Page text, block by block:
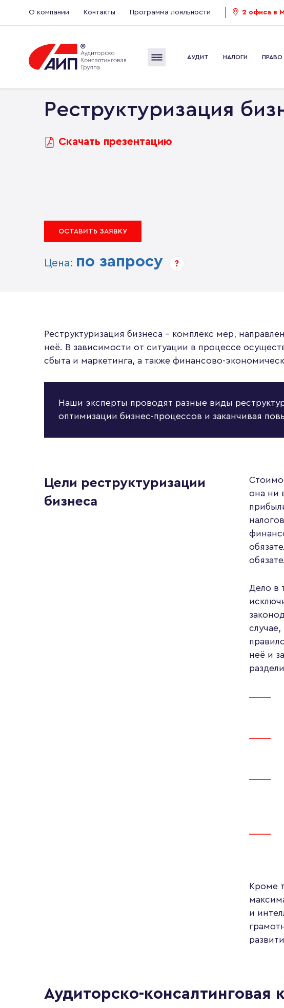
О компании Контакты Программа лояльности 2 офиса в
АУДИТ НАЛОГИ ПРАВО
Реструктуризация
Скачать презентацию
ОСТАВИТЬ ЗАЯВКУ
Цена: по запросу ?
Реструктуризация бизнеса – комплекс мер,
неё. В зависимости от ситуации в процессе
сбыта и маркетинга, а также финансово-
Наши эксперты проводят разные виды
оптимизации бизнес-процессов и заканчивая
Цели реструктуризации
бизнеса
она ни
Дело в
неё и
Кроме
и
Аудиторско-консалтинговая